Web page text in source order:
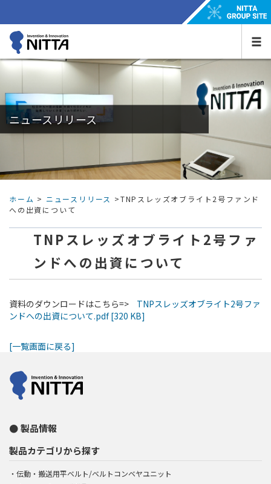
ニュースリリース
ホーム > ニュースリリース >TNPスレッズオブライト2号ファンド
への出資について
TNPスレッズオブライト2号ファ
ンドへの出資について
資料のダウンロードはこちら=>
TNPスレッズオブライト2号ファ
ンドへの出資について.pdf [320 KB]
[一覧画面に戻る]
製品情報
製品カテゴリから探す
伝動・搬送用平ベルト/ベルトコンベヤユニット